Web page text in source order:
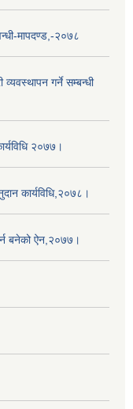
मापदण्ड,-२०७८
व्यवस्थापन गर्ने सम्बन्धी
२०७७।
कार्यविधि,२०७८।
बनेको ऐन,२०७७।